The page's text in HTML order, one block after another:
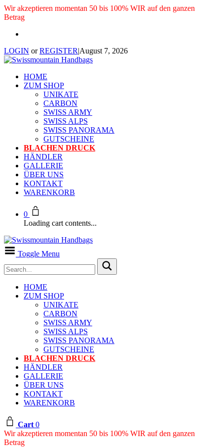
Wir akzeptieren momentan 50 bis 100% WIR auf den ganzen
Betrag
LOGIN orREGISTER|August 7, 2026
HOME
ZUM SHOP
UNIKATE
CARBON
SWISS ARMY
SWISS ALPS
SWISS PANORAMA
GUTSCHEINE
BLACHEN DRUCK
HÄNDLER
GALLERIE
ÜBER UNS
KONTAKT
WARENKORB
0
Loading cart contents...
Toggle Menu
HOME
ZUM SHOP
UNIKATE
CARBON
SWISS ARMY
SWISS ALPS
SWISS PANORAMA
GUTSCHEINE
BLACHEN DRUCK
HÄNDLER
GALLERIE
ÜBER UNS
KONTAKT
WARENKORB
Cart 0
Wir akzeptieren momentan 50 bis 100% WIR auf den ganzen
Betrag